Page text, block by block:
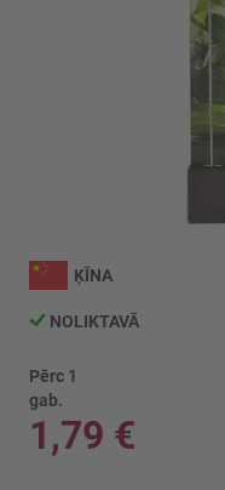
uz
galerijas
sākumu
ĶĪNA
NOLIKTAVĀ
Pērc 1
gab.
1,79 €